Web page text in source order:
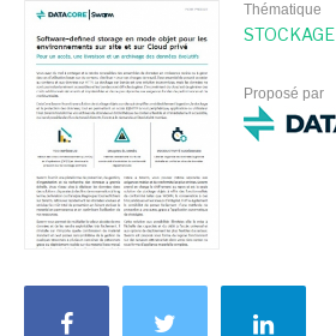
Thématique
STOCKAGE
Proposé par